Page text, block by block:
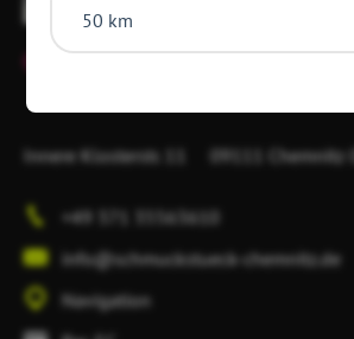
Item
1
Innere Klosterstr. 11 09111 Chemnitz
+49 371 35563610
info@schmuckstueck-chemnitz.de
Navigation
50 km